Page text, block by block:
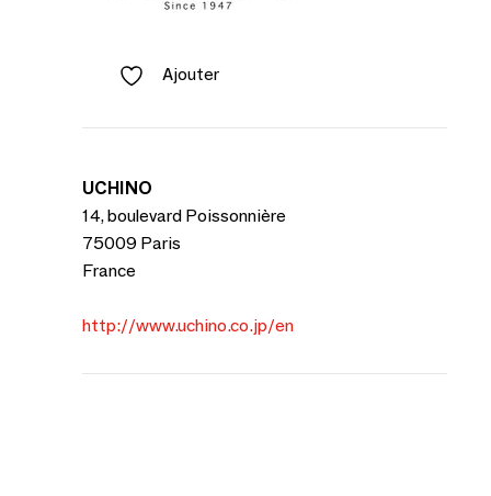
Ajouter
UCHINO
14, boulevard Poissonnière
75009 Paris
France
http://www.uchino.co.jp/en